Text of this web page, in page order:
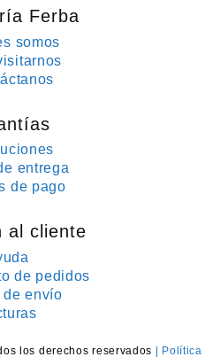
Ferba
somos
entrega
de pago
al cliente
de pedidos
de envío
los derechos reservados | Política